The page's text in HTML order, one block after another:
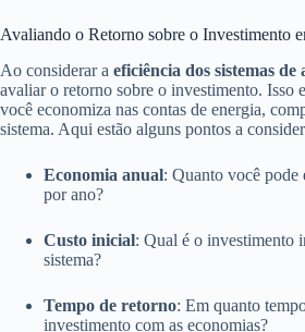
Avaliando o Retorno sobre o Investimento
Ao considerar a eficiência dos sistemas de
avaliar o retorno sobre o investimento. Isso
você economiza nas contas de energia,
sistema. Aqui estão alguns pontos a
Economia anual: Quanto você pode
por ano?
Custo inicial: Qual é o investimento
sistema?
Tempo de retorno: Em quanto
investimento com as economias?